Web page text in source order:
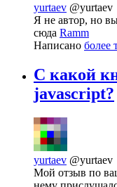
yurtaev @yurtaev
Я не автор, но
сюда Ramm
Написано более
С какой
javascript?
yurtaev @yurtaev
Мой отзыв по